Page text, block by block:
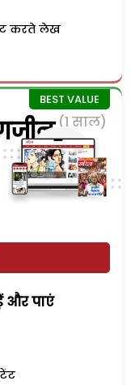
करते लेख
(1 साल)
और पाएं